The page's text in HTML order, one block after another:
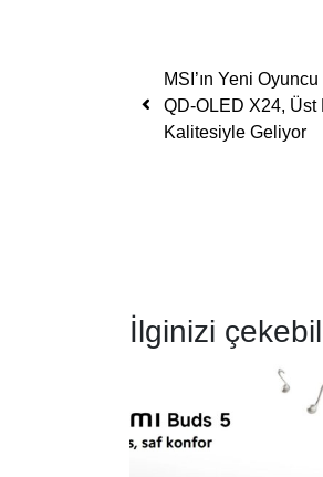
Yazı
MSI’ın Yeni
QD-OLED X24, Üst
Kalitesiyle Geliyor
İlginizi